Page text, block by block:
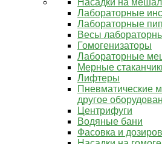
Насадки на
Лабораторные
Лабораторные
Весы
Гомогенизаторы
Лабораторные
Мерные
Лифтеры
Пневматические
другое
Центрифуги
Водяные бани
Фасовка и